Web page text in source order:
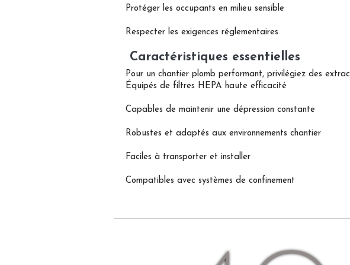
Protéger les occupants en milieu sensible
Respecter les exigences réglementaires
Caractéristiques essentielles
Pour un chantier plomb performant, privilégiez des
Équipés de filtres HEPA haute efficacité
Capables de maintenir une dépression constante
Robustes et adaptés aux environnements chantier
Faciles à transporter et installer
Compatibles avec systèmes de confinement